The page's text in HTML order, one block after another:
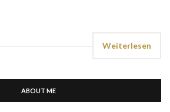
Weiterlesen
ABOUT ME